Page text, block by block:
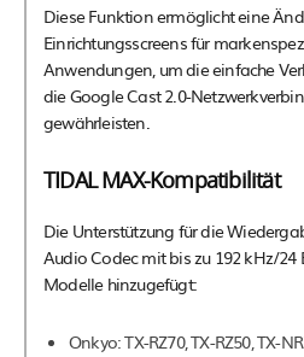
Diese Funktion ermöglicht eine
Einrichtungsscreens für
Anwendungen, um die einfache
die Google Cast 2.0-
gewährleisten.
TIDAL MAX-Kompatibilität
Die Unterstützung für die
Audio Codec mit bis zu 192 kHz/
Modelle hinzugefügt:
Onkyo: TX-RZ70, TX-RZ50, TX-